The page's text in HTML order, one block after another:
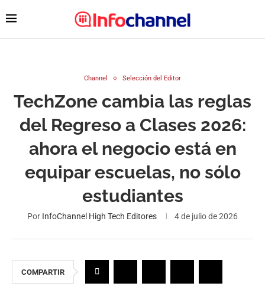
Channel Selección del Editor
TechZone cambia las reglas
del Regreso a Clases 2026:
ahora el negocio está en
equipar escuelas, no sólo
estudiantes
Por InfoChannel High Tech Editores 4 de julio de 2026
COMPARTIR